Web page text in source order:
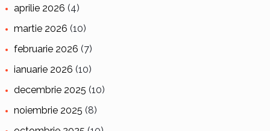
aprilie 2026 (4)
martie 2026 (10)
februarie 2026 (7)
ianuarie 2026 (10)
decembrie 2025 (10)
noiembrie 2025 (8)